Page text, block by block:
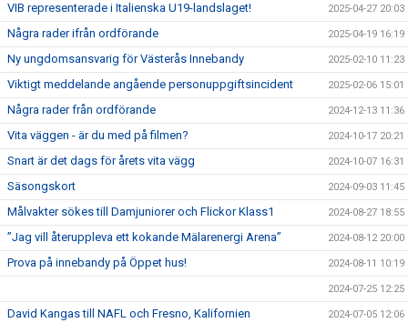
VIB representerade i Italienska U19-landslaget! 2025-04-27 20:03
Några rader ifrån ordförande 2025-04-19 16:19
Ny ungdomsansvarig för Västerås Innebandy 2025-02-10 11:23
Viktigt meddelande angående personuppgiftsincident 2025-02-06 15:01
Några rader från ordförande 2024-12-13 11:36
Vita väggen - är du med på filmen? 2024-10-17 20:21
Snart är det dags för årets vita vägg 2024-10-07 16:31
Säsongskort 2024-09-03 11:45
Målvakter sökes till Damjuniorer och Flickor Klass1 2024-08-27 18:55
”Jag vill återuppleva ett kokande Mälarenergi Arena” 2024-08-12 20:00
Prova på innebandy på Öppet hus! 2024-08-11 10:19
2024-07-25 12:25
David Kangas till NAFL och Fresno, Kalifornien 2024-07-05 12:06